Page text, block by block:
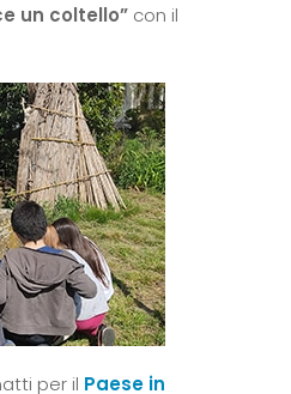
un coltello” con il
per il Paese in